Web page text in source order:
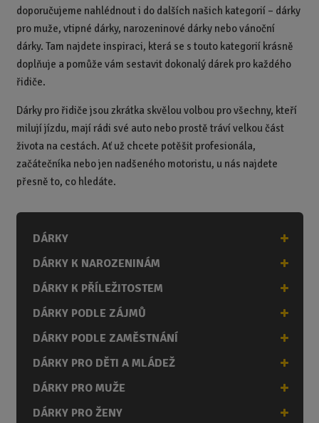
doporučujeme nahlédnout i do dalších našich kategorií – dárky
pro muže, vtipné dárky, narozeninové dárky nebo vánoční
dárky. Tam najdete inspiraci, která se s touto kategorií krásně
doplňuje a pomůže vám sestavit dokonalý dárek pro každého
řidiče.
Dárky pro řidiče jsou zkrátka skvělou volbou pro všechny, kteří
milují jízdu, mají rádi své auto nebo prostě tráví velkou část
života na cestách. Ať už chcete potěšit profesionála,
začátečníka nebo jen nadšeného motoristu, u nás najdete
přesně to, co hledáte.
DÁRKY
DÁRKY K NAROZENINÁM
DÁRKY K PŘÍLEŽITOSTEM
DÁRKY PODLE ZÁJMŮ
DÁRKY PODLE ZAMĚSTNÁNÍ
DÁRKY PRO DĚTI A MLÁDEŽ
DÁRKY PRO MUŽE
DÁRKY PRO ŽENY